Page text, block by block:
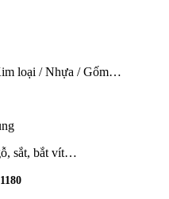
loại / Nhựa / Gốm…
sắt, bắt vít…